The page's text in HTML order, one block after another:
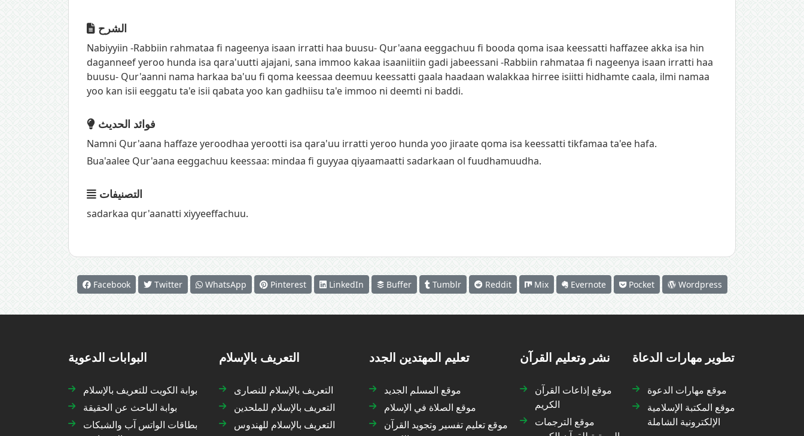
الشرح
Nabiyyiin -Rabbiin rahmataa fi nageenya isaan irratti haa buusu- Qur'aana eeggachuu fi booda qoma isaa keessatti haffazee akka isa hin
daganneef yeroo hunda isa qara'uutti ajajani, sana immoo kakaa isaaniitiin gadi jabeessani -Rabbiin rahmataa fi nageenya isaan irratti haa
buusu- Qur'aanni nama harkaa ba'uu fi qoma keessaa deemuu keessatti gaala haadaan walakkaa hirree isiitti hidhamte caala, ilmi namaa
yoo kan isii eeggatu ta'e isii qabata yoo kan gadhiisu ta'e immoo ni deemti ni baddi.
فوائد الحديث
Namni Qur'aana haffaze yeroodhaa yerootti isa qara'uu irratti yeroo hunda yoo jiraate qoma isa keessatti tikfamaa ta'ee hafa.
Bua'aalee Qur'aana eeggachuu keessaa: mindaa fi guyyaa qiyaamaatti sadarkaan ol fuudhamuudha.
التصنيفات
sadarkaa qur'aanatti xiyyeeffachuu.
Facebook Twitter WhatsApp Pinterest LinkedIn Buffer Tumblr Reddit Mix Evernote Pocket Wordpress
البوابات الدعوية
بوابة الكويت للتعريف بالإسلام
بوابة الباحث عن الحقيقة
بطاقات الواتس آب والشبكات
التعريف بالإسلام
التعريف بالإسلام للنصارى
التعريف بالإسلام للملحدين
التعريف بالإسلام للهندوس
تعليم المهتدين الجدد
موقع المسلم الجديد
موقع الصلاة في الإسلام
موقع تعليم تفسير وتجويد القرآن
نشر وتعليم القرآن
موقع إذاعات القرآن
الكريم
موقع الترجمات
تطوير مهارات الدعاة
موقع مهارات الدعوة
موقع المكتبة الإسلامية
الإلكترونية الشاملة